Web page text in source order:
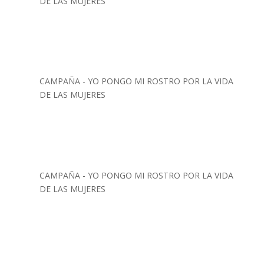
CAMPAÑA - YO PONGO MI ROSTRO POR LA VIDA
DE LAS MUJERES
CAMPAÑA - YO PONGO MI ROSTRO POR LA VIDA
DE LAS MUJERES